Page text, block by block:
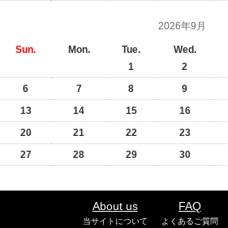
2026年9月
Sun. Mon. Tue. Wed.
1
2
6
7 8 9
13
14 15 16
20
21 22 23
27
28 29 30
About us
当サイトについて
FAQ
よくあるご質問